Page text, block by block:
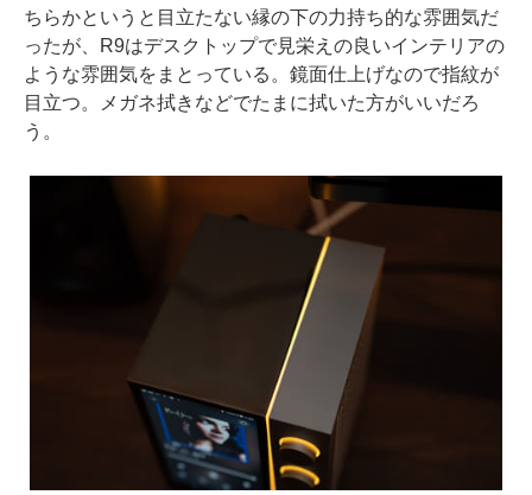
ちらかというと目立たない縁の下の力持ち的な雰囲気だ
ったが、R9はデスクトップで見栄えの良いインテリアの
ような雰囲気をまとっている。鏡面仕上げなので指紋が
目立つ。メガネ拭きなどでたまに拭いた方がいいだろ
う。